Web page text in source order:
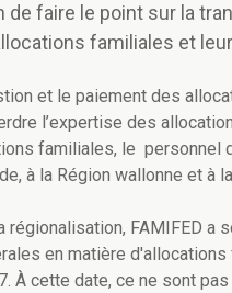
de faire le point sur la
familiales et
et le paiement des
l’expertise des
familiales, le personnel
à la Région wallonne et à
FAMIFED a
en matière
À cette date, ce ne sont